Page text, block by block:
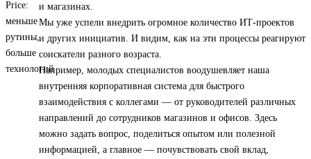
и магазинах.
Мы уже успели внедрить огромное количество ИТ-проектов
и других инициатив. И видим, как на эти процессы реагируют
соискатели разного возраста.
Например, молодых специалистов воодушевляет наша
внутренняя корпоративная система для быстрого
взаимодействия с коллегами — от руководителей различных
направлений до сотрудников магазинов и офисов. Здесь
можно задать вопрос, поделиться опытом или полезной
информацией, а главное — почувствовать свой вклад,